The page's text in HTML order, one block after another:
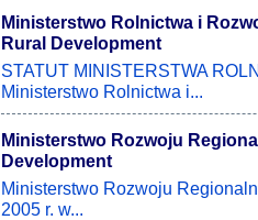
Ministerstwo Rolnictwa i
Rural Development
STATUT MINISTERSTWA
Ministerstwo Rolnictwa i...
Ministerstwo Rozwoju
Development
Ministerstwo Rozwoju
2005 r. w...